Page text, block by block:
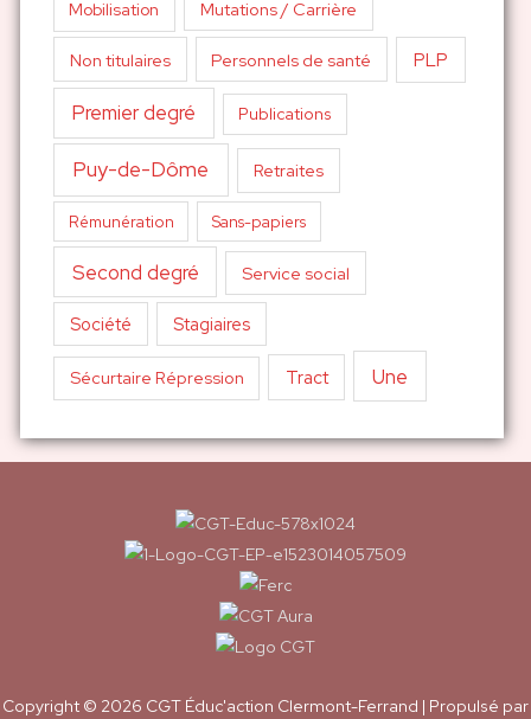
Mobilisation Mutations / Carrière
Non titulaires Personnels de santé PLP
Premier degré Publications
Puy-de-Dôme Retraites
Rémunération Sans-papiers
Second degré Service social
Société Stagiaires
Sécurtaire Répression Tract Une
Copyright © 2026 CGT Éduc'action Clermont-Ferrand | Propulsé par